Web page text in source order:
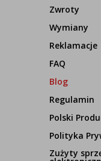
Zwroty
Wymiany
Reklamacje
FAQ
Blog
Regulamin
Polski
Polityka
Zużyty